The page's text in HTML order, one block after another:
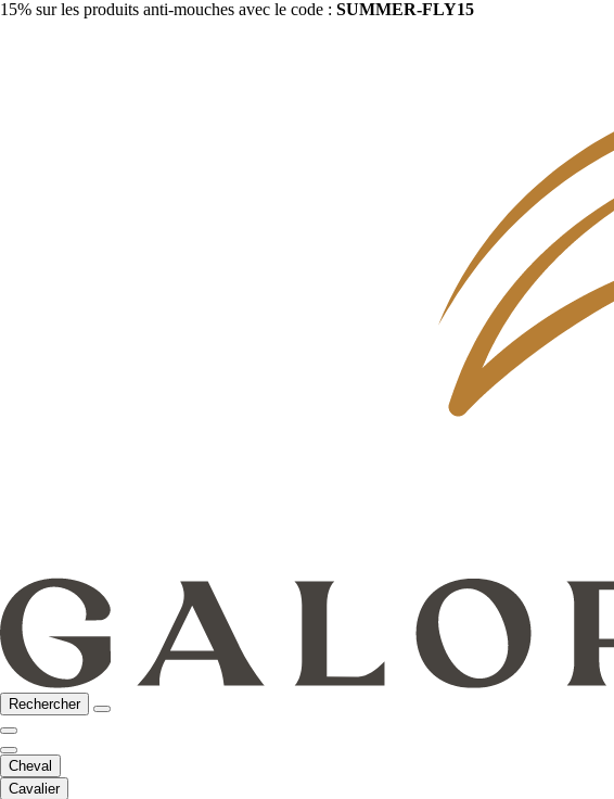
15% sur les produits anti-mouches avec le code : SUMMER-FLY15
Rechercher
Cheval
Cavalier